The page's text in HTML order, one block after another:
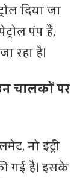
दिया जा
पंप हैं,
रहा है।
चालकों पर
नो इंट्री
गई है। इसके